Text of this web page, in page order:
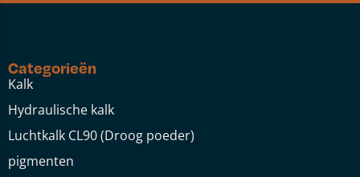
Categorieën
Kalk
Hydraulische kalk
Luchtkalk CL90 (Droog poeder)
pigmenten